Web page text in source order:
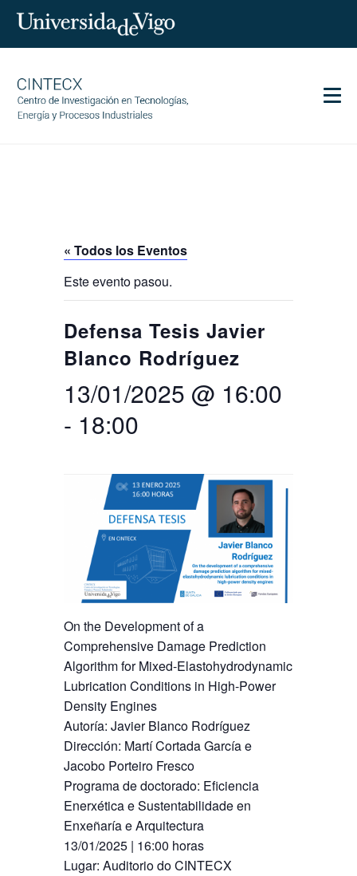
Servicios
Comunicación
Igualdad
Search
Buscar
por:
BUSCAR
TwitterInstagramYoutubeLinkedin
« Todos los Eventos
Este evento pasou.
Defensa Tesis Javier
Blanco Rodríguez
13/01/2025 @ 16:00
- 18:00
On the Development of a
Comprehensive Damage Prediction
Algorithm for Mixed-Elastohydrodynamic
Lubrication Conditions in High-Power
Density Engines
Autoría: Javier Blanco Rodríguez
Dirección: Martí Cortada García e
Jacobo Porteiro Fresco
Programa de doctorado: Eficiencia
Enerxética e Sustentabilidade en
Enxeñaría e Arquitectura
13​​​​​/01​/2025 | 16:00 horas
Lugar: Auditorio do CINTECX